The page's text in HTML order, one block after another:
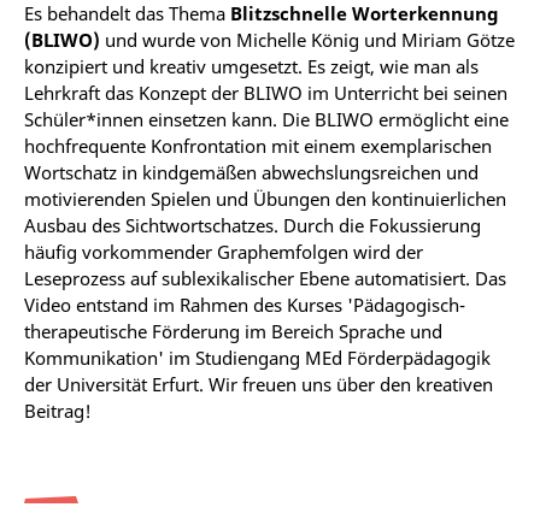
Es behandelt das Thema Blitzschnelle Worterkennung
(BLIWO) und wurde von Michelle König und Miriam Götze
konzipiert und kreativ umgesetzt. Es zeigt, wie man als
Lehrkraft das Konzept der BLIWO im Unterricht bei seinen
Schüler*innen einsetzen kann. Die BLIWO ermöglicht eine
hochfrequente Konfrontation mit einem exemplarischen
Wortschatz in kindgemäßen abwechslungsreichen und
motivierenden Spielen und Übungen den kontinuierlichen
Ausbau des Sichtwortschatzes. Durch die Fokussierung
häufig vorkommender Graphemfolgen wird der
Leseprozess auf sublexikalischer Ebene automatisiert. Das
Video entstand im Rahmen des Kurses 'Pädagogisch-
therapeutische Förderung im Bereich Sprache und
Kommunikation' im Studiengang MEd Förderpädagogik
der Universität Erfurt. Wir freuen uns über den kreativen
Beitrag!